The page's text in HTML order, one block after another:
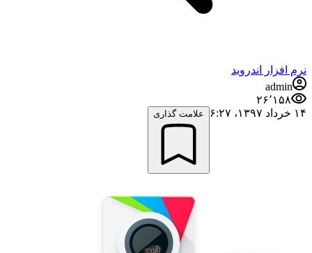
نرم افزار اندروید
admin
۲۶٬۱۵۸
۱۴ خرداد ۱۳۹۷،‏ ۶:۲۷
علامت گذاری